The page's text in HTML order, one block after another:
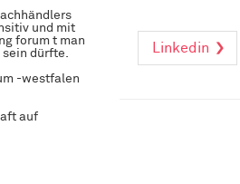
und mit
forum t man
sein dürfte.
-westfalen
auf
Linkedin